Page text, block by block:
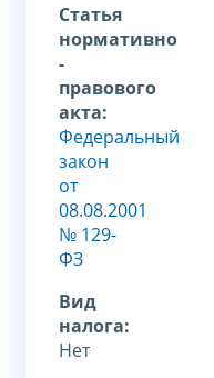
Статья
нормативно
-
правового
акта:
Федеральный
закон
от
08.08.2001
№ 129-
ФЗ
Вид
налога:
Нет